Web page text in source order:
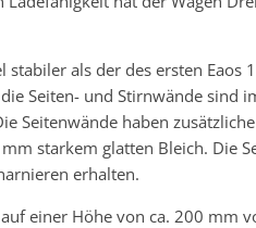
stabiler als der des ersten
Seiten- und Stirnwände sind
Seitenwände haben
starkem glatten Bleich. Die
erhalten.
einer Höhe von ca. 200 mm